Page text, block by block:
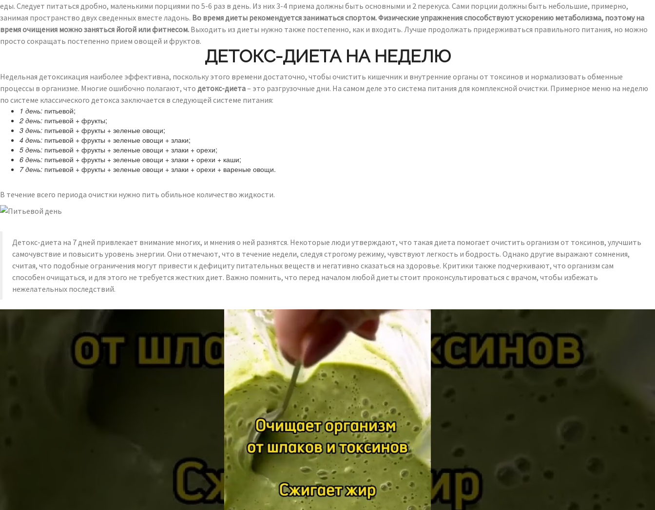
еды. Следует питаться дробно, маленькими порциями по 5-6 раз в день. Из них 3-4 приема должны быть основными и 2 перекуса. Сами порции должны быть небольшие, примерно,
занимая пространство двух сведенных вместе ладонь. Во время диеты рекомендуется заниматься спортом. Физические упражнения способствуют ускорению метаболизма, поэтому на
время очищения можно заняться йогой или фитнесом. Выходить из диеты нужно также постепенно, как и входить. Лучше продолжать придерживаться правильного питания, но можно
просто сокращать постепенно прием овощей и фруктов.
ДЕТОКС-ДИЕТА НА НЕДЕЛЮ
Недельная детоксикация наиболее эффективна, поскольку этого времени достаточно, чтобы очистить кишечник и внутренние органы от токсинов и нормализовать обменные
процессы в организме. Многие ошибочно полагают, что детокс-диета– это разгрузочные дни. На самом деле это система питания для комплексной очистки. Примерное меню на неделю
по системе классического детокса заключается в следующей системе питания:
1 день: питьевой;
2 день: питьевой + фрукты;
3 день: питьевой + фрукты + зеленые овощи;
4 день: питьевой + фрукты + зеленые овощи + злаки;
5 день: питьевой + фрукты + зеленые овощи + злаки + орехи;
6 день: питьевой + фрукты + зеленые овощи + злаки + орехи + каши;
7 день: питьевой + фрукты + зеленые овощи + злаки + орехи + вареные овощи.
В течение всего периода очистки нужно пить обильное количество жидкости.
Детокс-диета на 7 дней привлекает внимание многих, и мнения о ней разнятся. Некоторые люди утверждают, что такая диета помогает очистить организм от токсинов, улучшить
самочувствие и повысить уровень энергии. Они отмечают, что в течение недели, следуя строгому режиму, чувствуют легкость и бодрость. Однако другие выражают сомнения,
считая, что подобные ограничения могут привести к дефициту питательных веществ и негативно сказаться на здоровье. Критики также подчеркивают, что организм сам
способен очищаться, и для этого не требуется жестких диет. Важно помнить, что перед началом любой диеты стоит проконсультироваться с врачом, чтобы избежать
нежелательных последствий.